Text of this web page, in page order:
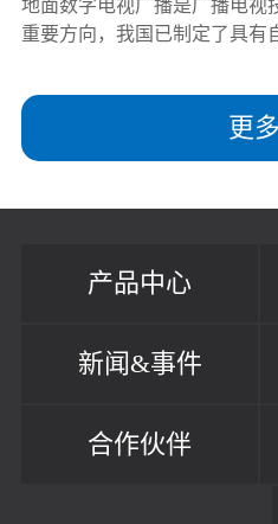
更多
地面数字电视广播是广播电视
重要方向，我国已制定了具有
产品中心
新闻&事件
合作伙伴